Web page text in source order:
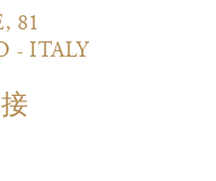
81
- ITALY